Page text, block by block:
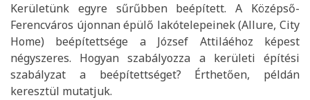
Kerületünk egyre sűrűbben beépített. A Középső-
Ferencváros újonnan épülő lakótelepeinek (Allure, City
Home) beépítettsége a József Attiláéhoz képest
négyszeres. Hogyan szabályozza a kerületi építési
szabályzat a beépítettséget? Érthetően, példán
keresztül mutatjuk.